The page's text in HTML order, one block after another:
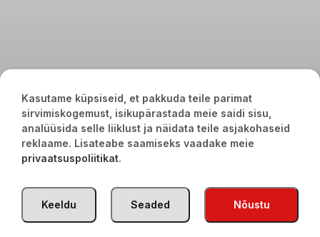
Kasutame küpsiseid, et pakkuda teile parimat
sirvimiskogemust, isikupärastada meie saidi sisu,
analüüsida selle liiklust ja näidata teile asjakohaseid
reklaame. Lisateabe saamiseks vaadake meie
privaatsuspoliitikat.
Nõustu
Seaded
Keeldu